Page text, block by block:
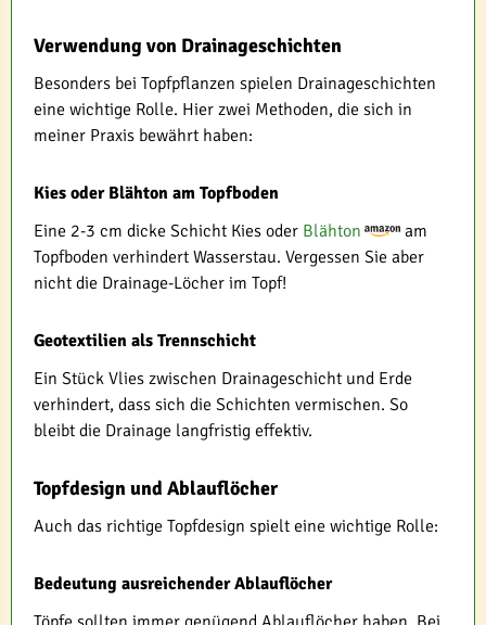
Verwendung von Drainageschichten
Besonders bei Topfpflanzen spielen Drainageschichten
eine wichtige Rolle. Hier zwei Methoden, die sich in
meiner Praxis bewährt haben:
Kies oder Blähton am Topfboden
Eine 2-3 cm dicke Schicht Kies oder Blähton
am
Topfboden verhindert Wasserstau. Vergessen Sie aber
nicht die Drainage-Löcher im Topf!
Geotextilien als Trennschicht
Ein Stück Vlies zwischen Drainageschicht und Erde
verhindert, dass sich die Schichten vermischen. So
bleibt die Drainage langfristig effektiv.
Topfdesign und Ablauflöcher
Auch das richtige Topfdesign spielt eine wichtige Rolle:
Bedeutung ausreichender Ablauflöcher